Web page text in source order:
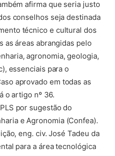
afirma que seria justo
conselhos seja destinada
técnico e cultural dos
as áreas abrangidas pelo
agronomia, geologia,
essenciais para o
aprovado em todas as
o artigo nº 36.
por sugestão do
e Agronomia (Confea).
eng. civ. José Tadeu da
para a área tecnológica